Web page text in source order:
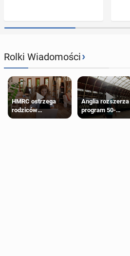
Rolki Wiadomości›
HMRC ostrzega
rodziców
pobierających Child
Anglia rozszerza
program 50-
procentowych